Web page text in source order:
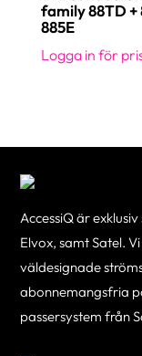
family 88TD +
885E
Logga in för
AccessiQ är
Elvox, samt Satel.
väldesignade
abonnemangsfria
passersystem från